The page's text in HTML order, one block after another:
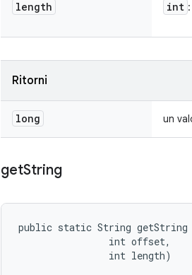
length int
Ritorni
long un
getString
public static String
                int offset,
                int length)